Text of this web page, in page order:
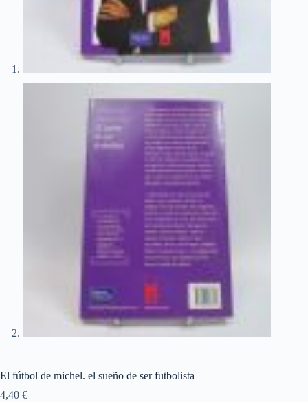
El fútbol de michel. el sueño de ser futbolista
4,40 €